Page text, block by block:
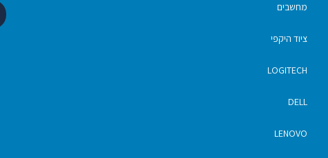
מחשבים
ציוד היקפי
LOGITECH
DELL
LENOVO